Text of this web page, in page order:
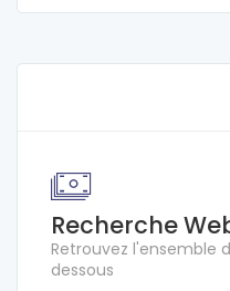
Recherche
Retrouvez l'ensemble
dessous